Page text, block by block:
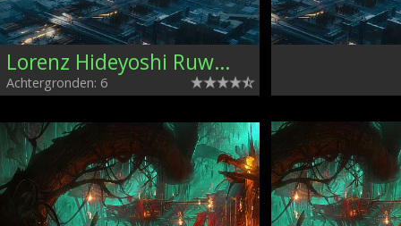
Lorenz Hideyoshi Ruwwe, Germany
Achtergronden: 6